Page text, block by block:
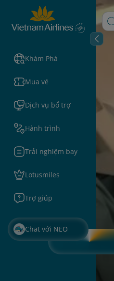
Khám Phá
Mua vé
Dịch vụ bổ trợ
Hành trình
Trải nghiệm bay
Lotusmiles
Trợ giúp
Chat với NEO